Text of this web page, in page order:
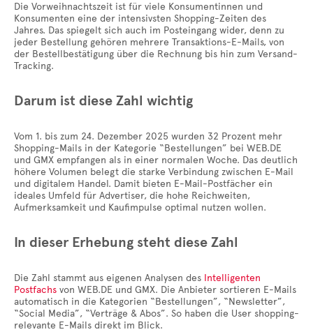
Die Vorweihnachtszeit ist für viele Konsumentinnen und
Konsumenten eine der intensivsten Shopping-Zeiten des
Jahres. Das spiegelt sich auch im Posteingang wider, denn zu
jeder Bestellung gehören mehrere Transaktions-E-Mails, von
der Bestellbestätigung über die Rechnung bis hin zum Versand-
Tracking.
Darum ist diese Zahl wichtig
Vom 1. bis zum 24. Dezember 2025 wurden 32 Prozent mehr
Shopping-Mails in der Kategorie “Bestellungen” bei WEB.DE
und GMX empfangen als in einer normalen Woche. Das deutlich
höhere Volumen belegt die starke Verbindung zwischen E-Mail
und digitalem Handel. Damit bieten E-Mail-Postfächer ein
ideales Umfeld für Advertiser, die hohe Reichweiten,
Aufmerksamkeit und Kaufimpulse optimal nutzen wollen.
In dieser Erhebung steht diese Zahl
Die Zahl stammt aus eigenen Analysen des Intelligenten
Postfachs von WEB.DE und GMX. Die Anbieter sortieren E-Mails
automatisch in die Kategorien “Bestellungen”, “Newsletter”,
“Social Media”, “Verträge & Abos”. So haben die User shopping-
relevante E-Mails direkt im Blick.